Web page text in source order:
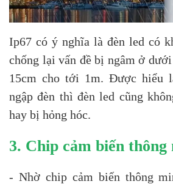
Ip67 có ý nghĩa là đèn led có
chống lại vấn đề bị ngâm ở
15cm cho tới 1m. Được hiểu
ngập đèn thì đèn led cũng
hay bị hỏng hóc.
3. Chip cảm biến thông
- Nhờ chip cảm biến thông